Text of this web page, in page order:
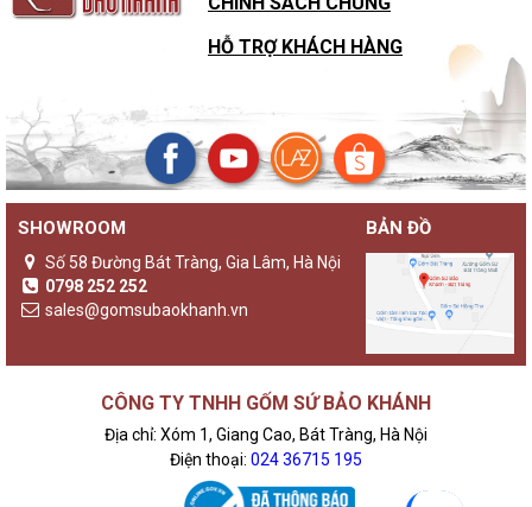
HỖ TRỢ KHÁCH HÀNG
SHOWROOM
Số 58 Đường Bát Tràng, Gia Lâm, Hà Nội
0798 252 252
sales@gomsubaokhanh.vn
BẢN ĐỒ
CÔNG TY TNHH GỐM SỨ BẢO KHÁNH
Địa chỉ: Xóm 1, Giang Cao, Bát Tràng, Hà Nội
Điện thoại: 024 36715 195